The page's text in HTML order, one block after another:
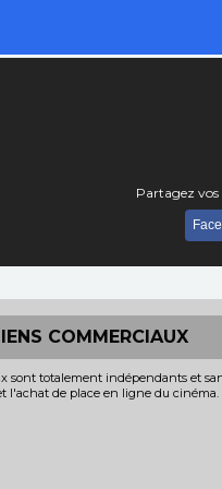
Partagez vos
COMMERCIAUX
sont totalement indépendants et
l'achat de place en ligne du cinéma.